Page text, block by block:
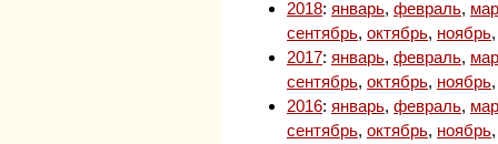
2018: январь, февраль,
сентябрь, октябрь, ноябрь
2017: январь, февраль,
сентябрь, октябрь, ноябрь
2016: январь, февраль,
сентябрь, октябрь, ноябрь